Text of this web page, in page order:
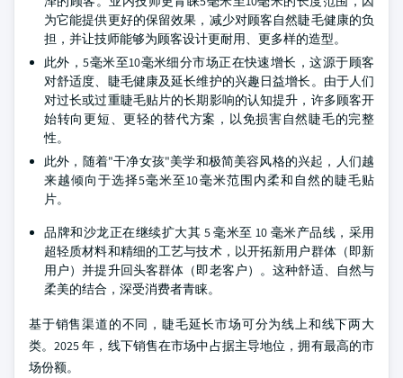
为它能提供更好的保留效果，减少对顾客自然睫毛健康的负
担，并让技师能够为顾客设计更耐用、更多样的造型。
此外，5毫米至10毫米细分市场正在快速增长，这源于顾客
对舒适度、睫毛健康及延长维护的兴趣日益增长。由于人们
对过长或过重睫毛贴片的长期影响的认知提升，许多顾客开
始转向更短、更轻的替代方案，以免损害自然睫毛的完整
性。
此外，随着"干净女孩"美学和极简美容风格的兴起，人们越
来越倾向于选择5毫米至10毫米范围内柔和自然的睫毛贴
片。
品牌和沙龙正在继续扩大其 5 毫米至 10 毫米产品线，采用
超轻质材料和精细的工艺与技术，以开拓新用户群体（即新
用户）并提升回头客群体（即老客户）。这种舒适、自然与
柔美的结合，深受消费者青睐。
基于销售渠道的不同，睫毛延长市场可分为线上和线下两大
类。2025 年，线下销售在市场中占据主导地位，拥有最高的市
场份额。